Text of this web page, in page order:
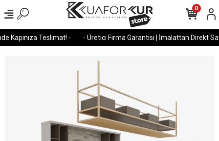
Kapınıza Teslimat! - - Üretici Firma Garantisi | İmalattan Direkt
0